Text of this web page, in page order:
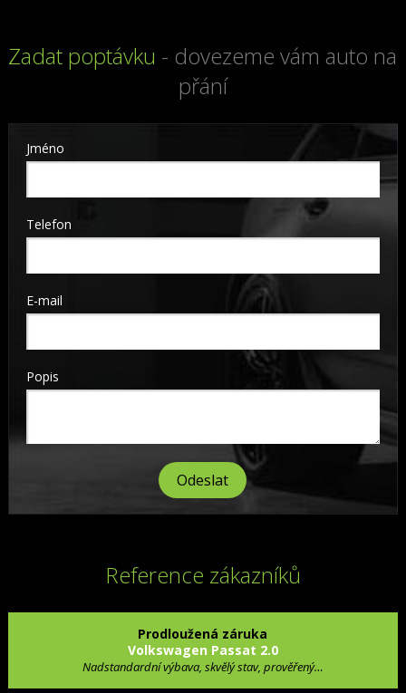
Zadat poptávku - dovezeme vám auto na
přání
Jméno
Telefon
E-mail
Popis
Reference zákazníků
Prodloužená záruka
Volkswagen Passat 2.0
Nadstandardní výbava, skvělý stav, prověřený…